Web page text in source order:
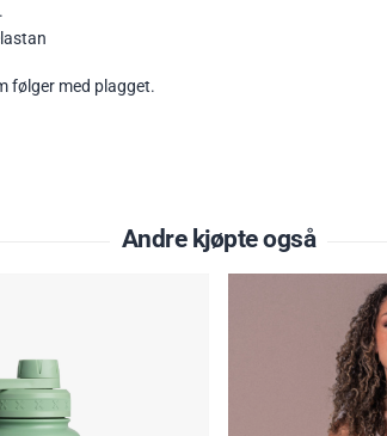
følger med plagget.
Andre kjøpte også